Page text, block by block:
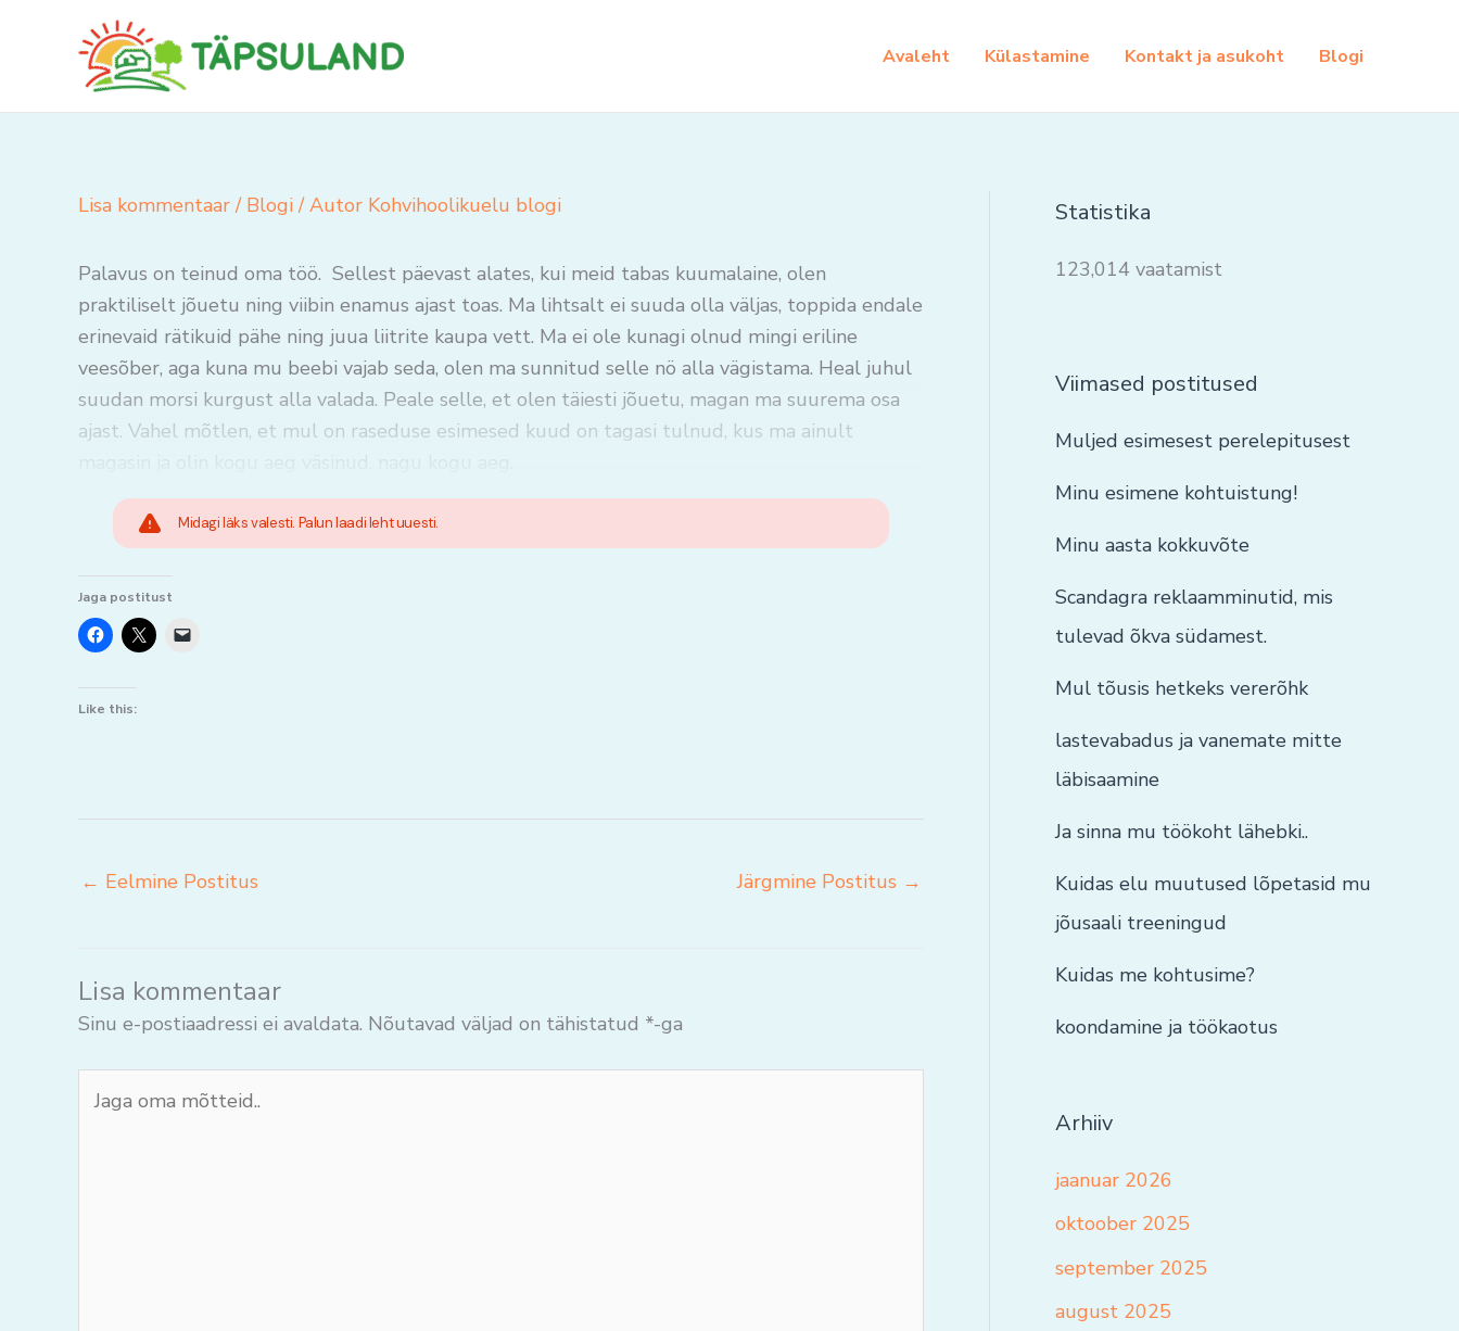
Avaleht Külastamine Kontakt ja asukoht Blogi
Lisa kommentaar / Blogi/ Autor Kohvihoolikuelu blogi
Palavus on teinud oma töö. Sellest päevast alates, kui meid tabas kuumalaine, olen
praktiliselt jõuetu ning viibin enamus ajast toas. Ma lihtsalt ei suuda olla väljas, toppida endale
erinevaid rätikuid pähe ning juua liitrite kaupa vett. Ma ei ole kunagi olnud mingi eriline
veesõber, aga kuna mu beebi vajab seda, olen ma sunnitud selle nö alla vägistama. Heal juhul
suudan morsi kurgust alla valada. Peale selle, et olen täiesti jõuetu, magan ma suurema osa
ajast. Vahel mõtlen, et mul on raseduse esimesed kuud on tagasi tulnud, kus ma ainult
Midagi läks valesti. Palun laadi leht uuesti.
Jaga postitust
Like this:
← Eelmine Postitus Järgmine Postitus →
Lisa kommentaar
Sinu e-postiaadressi ei avaldata. Nõutavad väljad on tähistatud *-ga
oma
Statistika
123,014 vaatamist
Viimased postitused
Muljed esimesest perelepitusest
Minu esimene kohtuistung!
Minu aasta kokkuvõte
Scandagra reklaamminutid, mis
tulevad õkva südamest.
Mul tõusis hetkeks vererõhk
lastevabadus ja vanemate mitte
läbisaamine
Ja sinna mu töökoht lähebki..
Kuidas elu muutused lõpetasid mu
jõusaali treeningud
Kuidas me kohtusime?
koondamine ja töökaotus
Arhiiv
jaanuar 2026
oktoober 2025
september 2025
august 2025